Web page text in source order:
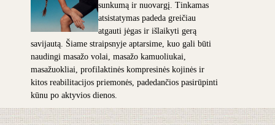
sunkumą ir nuovargį. Tinkamas
atsistatymas padeda greičiau
atgauti jėgas ir išlaikyti gerą
savijautą. Šiame straipsnyje aptarsime, kuo gali būti
naudingi masažo volai, masažo kamuoliukai,
masažuokliai, profilaktinės kompresinės kojinės ir
kitos reabilitacijos priemonės, padedančios pasirūpinti
kūnu po aktyvios dienos.